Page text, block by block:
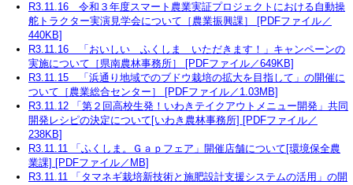
R3.11.16 令和３年度スマート農業実証プロジェクトにおける自動操
舵トラクター実演見学会について［農業振興課］ [PDFファイル／
440KB]
R3.11.16 「おいしい ふくしま いただきます！」キャンペーンの
実施について［県南農林事務所］ [PDFファイル／649KB]
R3.11.15 「浜通り地域でのブドウ栽培の拡大を目指して」の開催に
ついて［農業総合センター］ [PDFファイル／1.03MB]
R3.11.12 「第２回高校生発！いわきテイクアウトメニュー開発」共同
開発レシピの決定について[いわき農林事務所] [PDFファイル／
238KB]
R3.11.11 「ふくしま。Ｇａｐフェア」開催店舗について[環境保全農
業課] [PDFファイル／MB]
R3.11.11 「タマネギ栽培新技術と施肥設計支援システムの活用」の開